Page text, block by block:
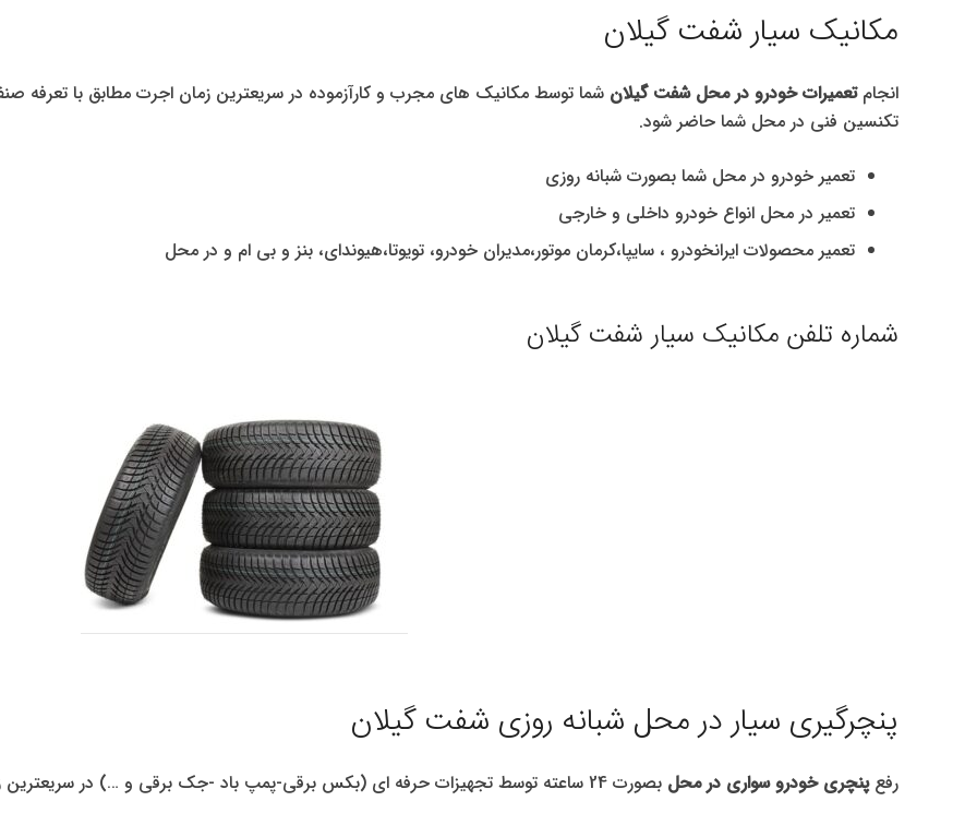
مکانیک سیار شفت گیلان
انجامتعمیرات خودرو در محل شفت گیلان شما توسط مکانیک های مجرب و کارآزموده در سریعترین زمان اجرت مطابق با تعرفه
تکنسین فنی در محل شما حاضر شود.
تعمیر خودرو در محل شما بصورت شبانه روزی
تعمیر در محل انواع خودرو داخلی و خارجی
تعمیر محصولات ایرانخودرو ، سایپا،کرمان موتور،مدیران خودرو، تویوتا،هیوندای، بنز و بی ام و در محل
شماره تلفن مکانیک سیار شفت گیلان
پنچرگیری سیار در محل شبانه روزی شفت گیلان
رفعپنچری خودرو سواری در محل بصورت 24 ساعته توسط تجهیزات حرفه ای (بکس برقی-پمپ باد -جک برقی و …) در سریعترین زمان و بالاترین کیفیت بصورت شبانه روزی